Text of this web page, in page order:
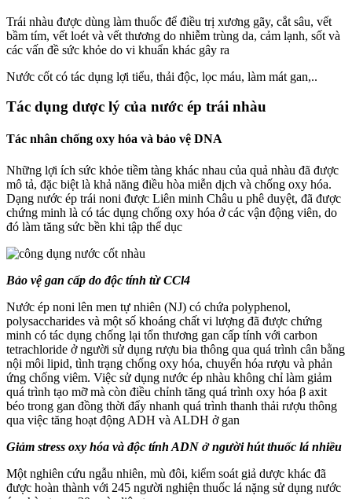
Trái nhàu được dùng làm thuốc để điều trị xương gãy, cắt sâu, vết
bầm tím, vết loét và vết thương do nhiễm trùng da, cảm lạnh, sốt và
các vấn đề sức khỏe do vi khuẩn khác gây ra
Nước cốt có tác dụng lợi tiểu, thải độc, lọc máu, làm mát gan,..
Tác dụng dược lý của nước ép trái nhàu
Tác nhân chống oxy hóa và bảo vệ DNA
Những lợi ích sức khỏe tiềm tàng khác nhau của quả nhàu đã được
mô tả, đặc biệt là khả năng điều hòa miễn dịch và chống oxy hóa.
Dạng nước ép trái noni được Liên minh Châu u phê duyệt, đã được
chứng minh là có tác dụng chống oxy hóa ở các vận động viên, do
đó làm tăng sức bền khi tập thể dục
Bảo vệ gan cấp do độc tính từ CCl4
Nước ép noni lên men tự nhiên (NJ) có chứa polyphenol,
polysaccharides và một số khoáng chất vi lượng đã được chứng
minh có tác dụng chống lại tổn thương gan cấp tính với carbon
tetrachloride ở người sử dụng rượu bia thông qua quá trình cân bằng
nội môi lipid, tình trạng chống oxy hóa, chuyển hóa rượu và phản
ứng chống viêm. Việc sử dụng nước ép nhàu không chỉ làm giảm
quá trình tạo mỡ mà còn điều chỉnh tăng quá trình oxy hóa β axit
béo trong gan đồng thời đẩy nhanh quá trình thanh thải rượu thông
qua việc tăng hoạt động ADH và ALDH ở gan
Giảm stress oxy hóa và độc tính ADN ở người hút thuốc lá nhiều
Một nghiên cứu ngẫu nhiên, mù đôi, kiểm soát giả dược khác đã
được hoàn thành với 245 người nghiện thuốc lá nặng sử dụng nước